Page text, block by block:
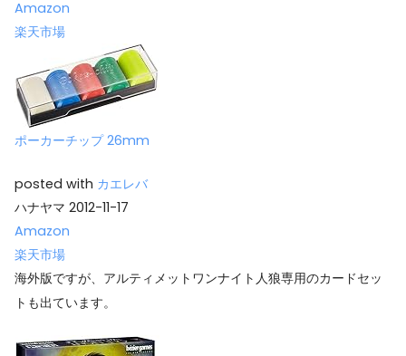
Amazon
楽天市場
ポーカーチップ 26mm
posted with カエレバ
ハナヤマ 2012-11-17
Amazon
楽天市場
海外版ですが、アルティメットワンナイト人狼専用のカードセッ
トも出ています。